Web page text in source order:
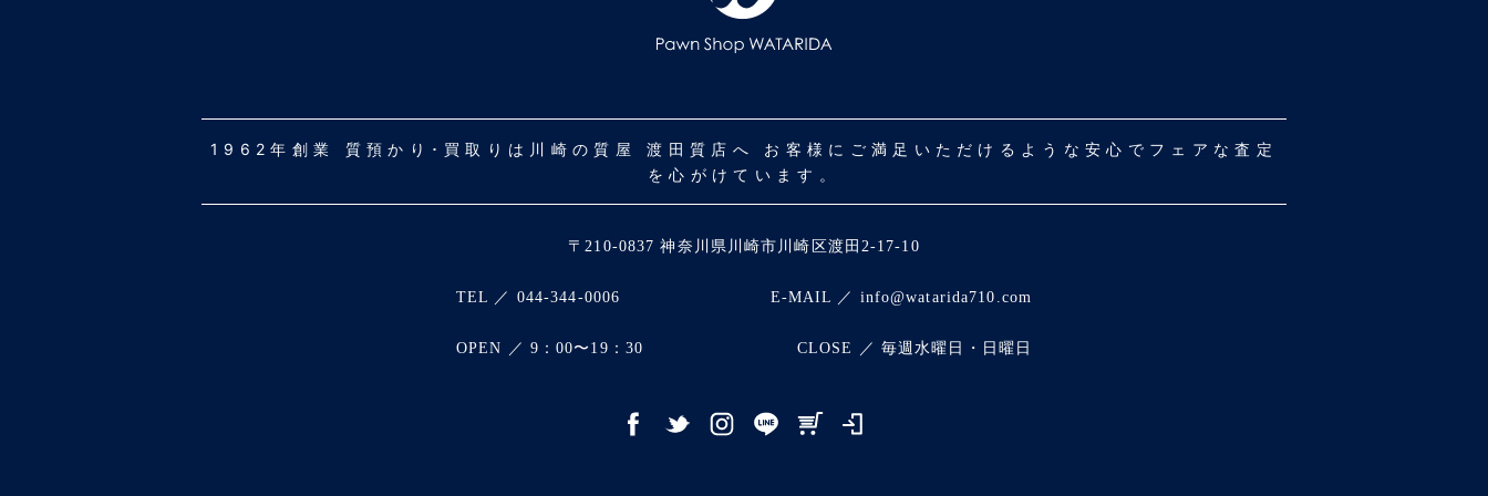
1962年創業 質預かり･買取りは川崎の質屋 渡田質店へ お客様にご満足いただけるような安心でフェアな査定
を心がけています。
〒210-0837 神奈川県川崎市川崎区渡田2-17-10
TEL ／ 044-344-0006 E-MAIL ／ info@watarida710.com
OPEN ／ 9：00〜19：30 CLOSE ／ 毎週水曜日・日曜日